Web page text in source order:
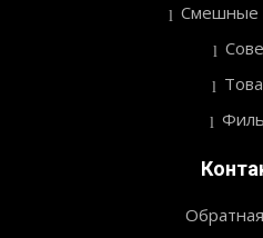
Смешные